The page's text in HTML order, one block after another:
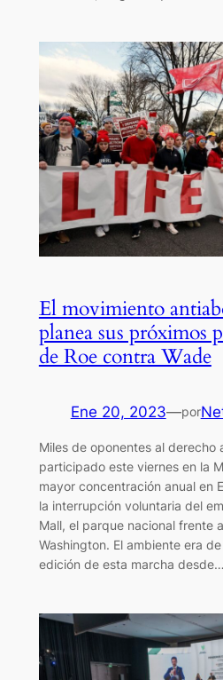
El movimiento
planea sus próximos
de Roe contra Wade
Ene 20, 2023—por
Miles de oponentes al derecho
participado este viernes en la
mayor concentración anual en
la interrupción voluntaria del
Mall, el parque nacional frente
Washington. El ambiente era
edición de esta marcha desde…